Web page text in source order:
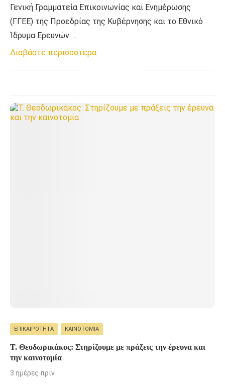
Γενική Γραμματεία Επικοινωνίας και Ενημέρωσης
(ΓΓΕΕ) της Προεδρίας της Κυβέρνησης και το Εθνικό
Ίδρυμα Ερευνών …
Διαβάστε περισσότερα
ΕΠΙΚΑΙΡΌΤΗΤΑ ΚΑΙΝΟΤΟΜΊΑ
Τ. Θεοδωρικάκος: Στηρίζουμε με πράξεις την έρευνα και
την καινοτομία
3 ημέρες πριν